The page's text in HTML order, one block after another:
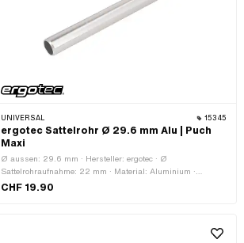
UNIVERSAL 15345
ergotec Sattelrohr Ø 29.6 mm Alu | Puch
Maxi
Ø aussen: 29.6 mm · Hersteller: ergotec · Ø
Sattelrohraufnahme: 22 mm · Material: Aluminium ·
Gesamtlänge: 300 mm
CHF 19.90